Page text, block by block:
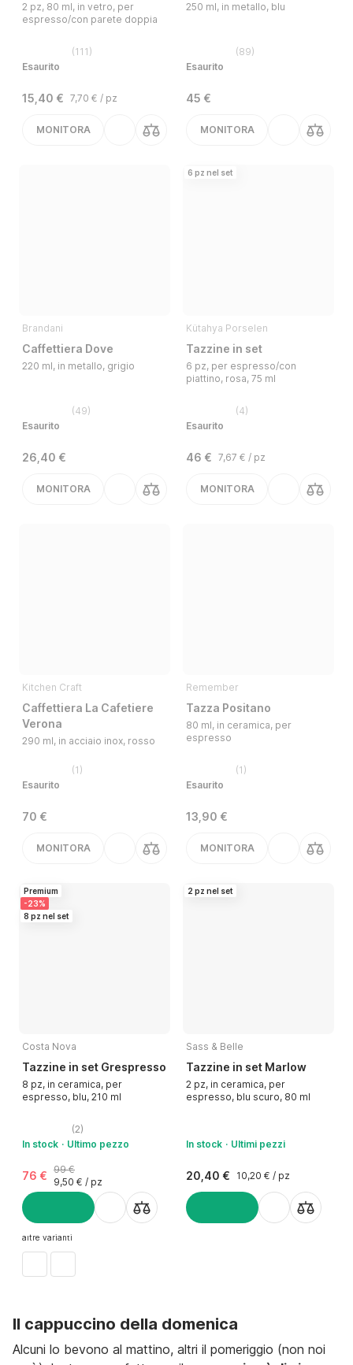
2 pz, 80 ml, in vetro, per
espresso/con parete doppia
(111 )
Esaurito
15,40 € 7,70 € / pz
MONITORA
250 ml, in metallo, blu
(89)
Esaurito
45 €
MONITORA
Brandani
Caffettiera Dove
220 ml, in metallo, grigio
(49)
Esaurito
26,40 €
MONITORA
6 pz nel set
Kütahya Porselen
Tazzine in set
6 pz, per espresso/con
piattino, rosa, 75 ml
(4)
Esaurito
46 € 7,67 € / pz
MONITORA
Kitchen Craft
Caffettiera La Cafetiere
Verona
290 ml, in acciaio inox, rosso
(1 )
Esaurito
70 €
MONITORA
Remember
Tazza Positano
80 ml, in ceramica, per
espresso
(1 )
Esaurito
13,90 €
MONITORA
Premium
-23%
8 pz nel set
Costa Nova
Tazzine in set Grespresso
8 pz, in ceramica, per
espresso, blu, 210 ml
(2)
In stock
Ultimo pezzo
76 € 99 €
9,50 € / pz
AGGIUNGI
altre varianti
2 pz nel set
Sass & Belle
Tazzine in set Marlow
2 pz, in ceramica, per
espresso, blu scuro, 80 ml
In stock Ultimi pezzi
20,40 € 10,20 € / pz
Il cappuccino della domenica
Alcuni lo bevono al mattino, altri il pomeriggio (non noi